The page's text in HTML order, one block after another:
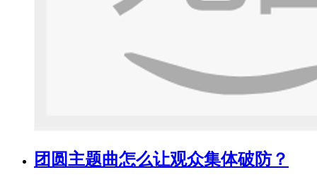
团圆主题曲怎么让观众集体破防？